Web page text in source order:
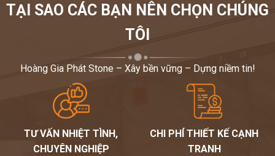
TẠI SAO CÁC BẠN NÊN CHỌN CHÚNG
TÔI
Hoàng Gia Phát Stone – Xây bền vững – Dựng niềm tin!
TƯ VẤN NHIỆT TÌNH,
CHUYÊN NGHIỆP
CHI PHÍ THIẾT KẾ CẠNH
TRANH